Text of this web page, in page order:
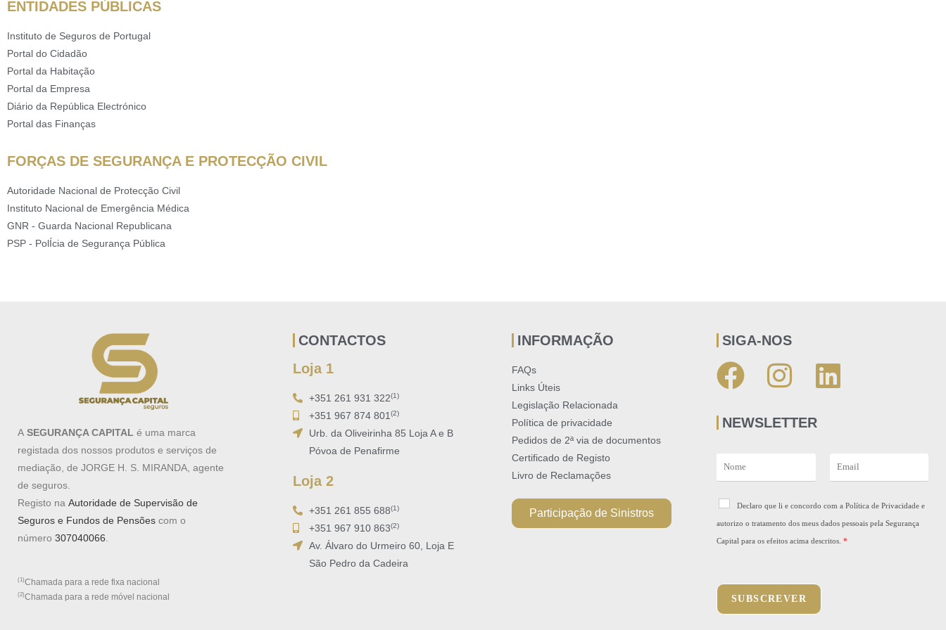
ENTIDADES PÚBLICAS
Instituto de Seguros de Portugal
Portal do Cidadão
Portal da Habitação
Portal da Empresa
Diário da República Electrónico
Portal das Finanças
FORÇAS DE SEGURANÇA E PROTECÇÃO CIVIL
Autoridade Nacional de Protecção Civil
Instituto Nacional de Emergência Médica
GNR - Guarda Nacional Republicana
PSP - PolÍcia de Segurança Pública
A SEGURANÇA CAPITAL é uma marca
registada dos nossos produtos e serviços de
mediação, de JORGE H. S. MIRANDA, agente
de seguros.
Registo na Autoridade de Supervisão de
Seguros e Fundos de Pensões com o
número 307040066
(1)Chamada para a rede fixa nacional
(2)Chamada para a rede móvel nacional
CONTACTOS
Loja 1
+351 261 931 322(1)
+351 967 874 801 (2)
Urb. da Oliveirinha 85 Loja A e B
Póvoa de Penafirme
Loja 2
+351 261 855 688(1)
+351 967 910 863(2)
Av. Álvaro do Urmeiro 60, Loja E
São Pedro da Cadeira
INFORMAÇÃO
FAQs
Links Úteis
Legislação Relacionada
Política de privacidade
Pedidos de 2ª via de documentos
Certificado de Registo​
Livro de Reclamações
Participação de Sinistros
SIGA-NOS
NEWSLETTER
N
e
m
i
*
R
P
D
Declaro que li e concordo com a Política de Privacidade e
autorizo o tratamento dos meus dados pessoais pela Segurança
Capital para os efeitos acima descritos. *
SUBSCREVER